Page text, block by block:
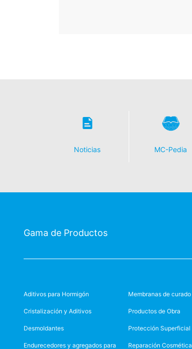
Noticias MC-Pedia
Gama de Productos
Aditivos para Hormigón
Cristalización y Aditivos
Desmoldantes
Endurecedores y agregados para
Membranas de curado
Productos de Obra
Protección Superficial
Reparación Cosmética